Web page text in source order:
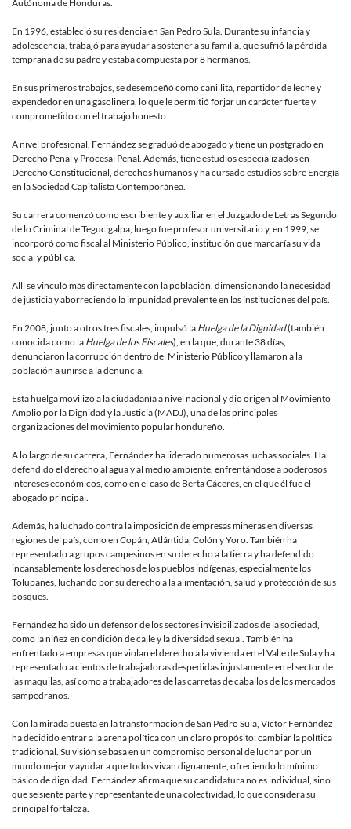
Autónoma de Honduras.
En 1996, estableció su residencia en San Pedro Sula. Durante su infancia y
adolescencia, trabajó para ayudar a sostener a su familia, que sufrió la pérdida
temprana de su padre y estaba compuesta por 8 hermanos.
En sus primeros trabajos, se desempeñó como canillita, repartidor de leche y
expendedor en una gasolinera, lo que le permitió forjar un carácter fuerte y
comprometido con el trabajo honesto.
A nivel profesional, Fernández se graduó de abogado y tiene un postgrado en
Derecho Penal y Procesal Penal. Además, tiene estudios especializados en
Derecho Constitucional, derechos humanos y ha cursado estudios sobre Energía
en la Sociedad Capitalista Contemporánea.
Su carrera comenzó como escribiente y auxiliar en el Juzgado de Letras Segundo
de lo Criminal de Tegucigalpa, luego fue profesor universitario y, en 1999, se
incorporó como fiscal al Ministerio Público, institución que marcaría su vida
social y pública.
Allí se vinculó más directamente con la población, dimensionando la necesidad
de justicia y aborreciendo la impunidad prevalente en las instituciones del país.
En 2008, junto a otros tres fiscales, impulsó la Huelga de la Dignidad(también
conocida como la Huelga de los Fiscales), en la que, durante 38 días,
denunciaron la corrupción dentro del Ministerio Público y llamaron a la
población a unirse a la denuncia.
Esta huelga movilizó a la ciudadanía a nivel nacional y dio origen al Movimiento
Amplio por la Dignidad y la Justicia (MADJ), una de las principales
organizaciones del movimiento popular hondureño.
A lo largo de su carrera, Fernández ha liderado numerosas luchas sociales. Ha
defendido el derecho al agua y al medio ambiente, enfrentándose a poderosos
intereses económicos, como en el caso de Berta Cáceres, en el que él fue el
abogado principal.
Además, ha luchado contra la imposición de empresas mineras en diversas
regiones del país, como en Copán, Atlántida, Colón y Yoro. También ha
representado a grupos campesinos en su derecho a la tierra y ha defendido
incansablemente los derechos de los pueblos indígenas, especialmente los
Tolupanes, luchando por su derecho a la alimentación, salud y protección de sus
bosques.
Fernández ha sido un defensor de los sectores invisibilizados de la sociedad,
como la niñez en condición de calle y la diversidad sexual. También ha
enfrentado a empresas que violan el derecho a la vivienda en el Valle de Sula y ha
representado a cientos de trabajadoras despedidas injustamente en el sector de
las maquilas, así como a trabajadores de las carretas de caballos de los mercados
sampedranos.
Con la mirada puesta en la transformación de San Pedro Sula, Víctor Fernández
ha decidido entrar a la arena política con un claro propósito: cambiar la política
tradicional. Su visión se basa en un compromiso personal de luchar por un
mundo mejor y ayudar a que todos vivan dignamente, ofreciendo lo mínimo
básico de dignidad. Fernández afirma que su candidatura no es individual, sino
que se siente parte y representante de una colectividad, lo que considera su
principal fortaleza.